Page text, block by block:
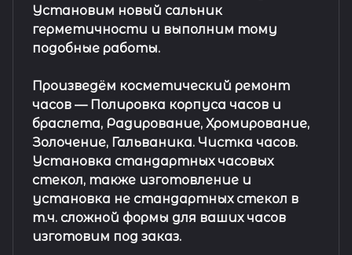
Установим новый сальник
герметичности и выполним тому
подобные работы.
Произведём косметический ремонт
часов — Полировка корпуса часов и
браслета, Радирование, Хромирование,
Золочение, Гальваника. Чистка часов.
Установка стандартных часовых
стекол, также изготовление и
установка не стандартных стекол в
т.ч. сложной формы для ваших часов
изготовим под заказ.